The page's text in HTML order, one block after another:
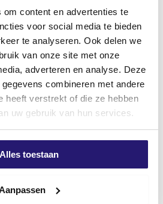
om content en advertenties te
voor social media te bieden
te analyseren. Ook delen we
van onze site met onze
adverteren en analyse. Deze
combineren met andere
heeft verstrekt of die ze hebben
uw gebruik van hun services.
Alles toestaan
€ 78,67.
€ 72,98.
Seau Advantage Vis
d’extérieur Silvermate
4.0x40mm TX20 plein
filet AR-Coating 2000
pièces
€93,66
prix
€79,61
prix